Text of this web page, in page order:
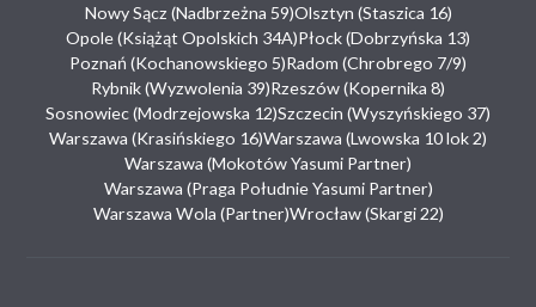
Nowy Sącz (Nadbrzeżna 59)Olsztyn (Staszica 16)
Opole (Książąt Opolskich 34A)Płock (Dobrzyńska 13)
Poznań (Kochanowskiego 5)Radom (Chrobrego 7/9)
Rybnik (Wyzwolenia 39)Rzeszów (Kopernika 8)
Sosnowiec (Modrzejowska 12)Szczecin (Wyszyńskiego 37)
Warszawa (Krasińskiego 16)Warszawa (Lwowska 10 lok 2)
Warszawa (Mokotów Yasumi Partner)
Warszawa (Praga Południe Yasumi Partner)
Warszawa Wola (Partner)Wrocław (Skargi 22)